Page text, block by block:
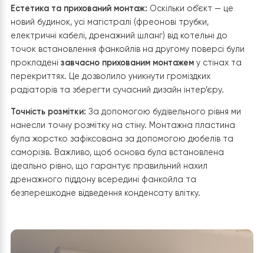
трубопроводів чи кабелів. У результатіRaymer FAN-
85BGWгармонійно вписався в інтер’єр другого
ставши практично непомітною частиною
яка забезпечуватиме ефективне опалення,
та комфортний мікроклімат протягом усього року.